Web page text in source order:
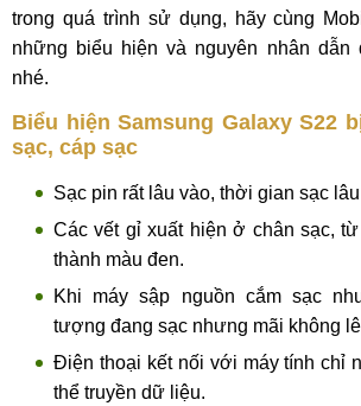
trong quá trình sử dụng, hãy cùng
những biểu hiện và nguyên nhân dẫn
nhé.
Biểu hiện Samsung Galaxy S22
sạc, cáp sạc
Sạc pin rất lâu vào, thời gian sạc
Các vết gỉ xuất hiện ở chân sạc,
thành màu đen.
Khi máy sập nguồn cắm sạc
tượng đang sạc nhưng mãi không
Điện thoại kết nối với máy tính chỉ
thể truyền dữ liệu.